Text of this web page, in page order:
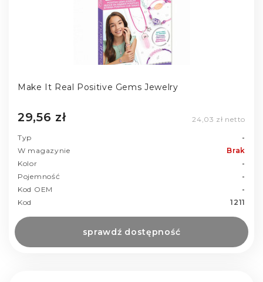
Make It Real Positive Gems Jewelry
29,56 zł 24,03 zł netto
Typ
-
W magazynie
Brak
Kolor
-
Pojemność
-
Kod OEM
-
Kod
1211
sprawdź dostępność